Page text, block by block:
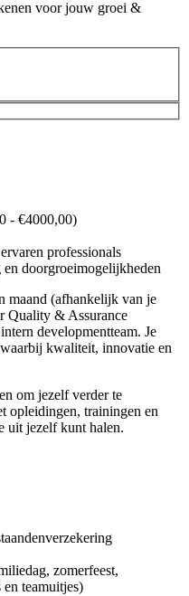
voor jouw groei &
- €4000,00)
professionals
doorgroeimogelijkheden
maand (afhankelijk van je
Quality & Assurance
developmentteam. Je
kwaliteit, innovatie en
om jezelf verder te
opleidingen, trainingen en
uit jezelf kunt halen.
zomerfeest,
en teamuitjes)